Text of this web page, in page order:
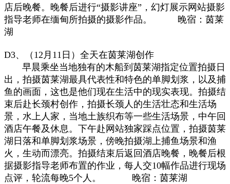
店后晚餐。晚餐后进行“摄影讲座”，幻灯展示网站摄影
指导老师在缅甸所拍摄的摄影作品。 晚宿：茵莱
湖
D3、（12月11日）全天在茵莱湖创作
早晨乘坐当地独有的木船到茵莱湖指定位置拍摄日
出，拍摄茵莱湖最具代表性和特色的单脚划浆，以及捕
鱼的画面，这也是他们现在生活中的现实表现。拍摄结
束后赴长颈村创作，拍摄长颈人的生活壮态和生活场
景，水上人家，当地土族织布等一些生活场景，中午回
酒店午餐及休息。下午赴网站独家踩点位置，拍摄茵莱
湖日落和单脚划浆场景，傍晚拍摄湖上捕鱼场景和渔
火，生动而漂亮。拍摄结束后返回酒店晚餐，晚餐后根
据摄影指导老师布置的作业，每人交10幅作品进行现场
点评，轮流每晚5个人。 晚宿：茵莱湖